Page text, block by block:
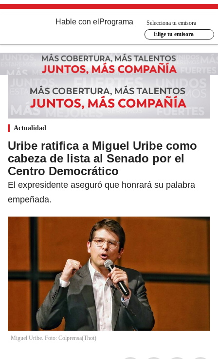
Hable con el Programa
Selecciona tu emisora
Elige tu emisora
Actualidad
Uribe ratifica a Miguel Uribe como
cabeza de lista al Senado por el
Centro Democrático
El expresidente aseguró que honrará su palabra
empeñada.
Miguel Uribe. Foto: Colprensa(Thot)